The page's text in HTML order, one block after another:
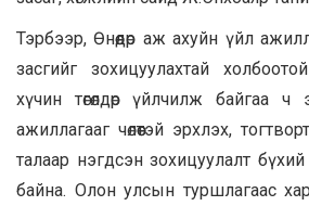
Тэрбээр, Өнөөдөр аж ахуйн үйл
засгийг зохицуулахтай
хүчин төгөлдөр үйлчилж байгаа
ажиллагааг чөлөөтэй эрхлэх,
талаар нэгдсэн зохицуулалт бүхий
байна. Олон улсын туршлагаас